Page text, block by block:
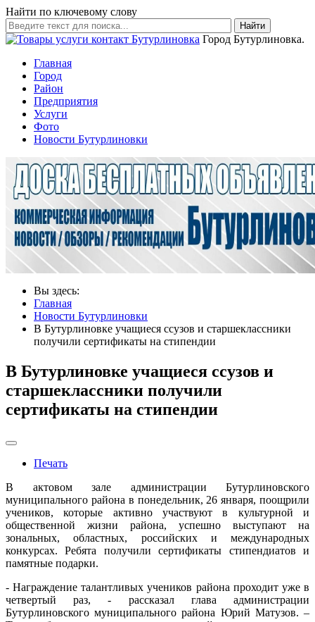
Найти по ключевому слову
Найти
Город Бутурлиновка.
Главная
Город
Район
Предприятия
Услуги
Фото
Новости Бутурлиновки
Вы здесь:
Главная
Новости Бутурлиновки
В Бутурлиновке учащиеся ссузов и старшеклассники
получили сертификаты на стипендии
В Бутурлиновке учащиеся ссузов и
старшеклассники получили
сертификаты на стипендии
Печать
В актовом зале администрации Бутурлиновского
муниципального района в понедельник, 26 января, поощрили
учеников, которые активно участвуют в культурной и
общественной жизни района, успешно выступают на
зональных, областных, российских и международных
конкурсах. Ребята получили сертификаты стипендиатов и
памятные подарки.
- Награждение талантливых учеников района проходит уже в
четвертый раз, - рассказал глава администрации
Бутурлиновского муниципального района Юрий Матузов. –